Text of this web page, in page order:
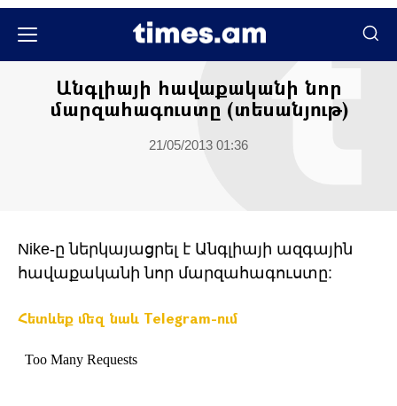
Անգլիայի հավաքականի նոր
մարզահագուստը (տեսանյութ)
21/05/2013 01:36
Nike-ը ներկայացրել է Անգլիայի ազգային
հավաքականի նոր մարզահագուստը:
Հետևեք մեզ նաև Telegram-ում